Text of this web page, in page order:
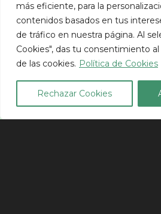
más eficiente, para la
contenidos basados en tus
de tráfico en nuestra página. Al
Cookies", das tu consentimiento
de las cookies. Política de Cookies
Rechazar Cookies
16 − 15 =
Publicar el comentario